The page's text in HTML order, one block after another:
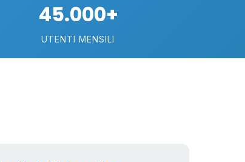
45.000+
UTENTI MENSILI